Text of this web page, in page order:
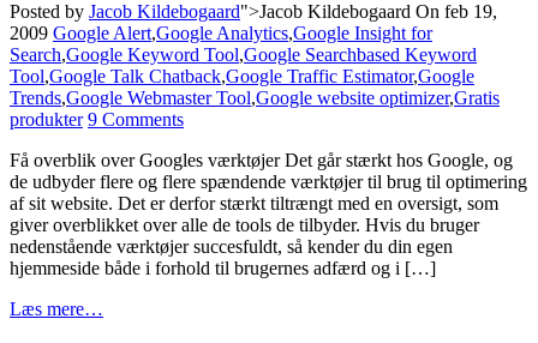
Posted by Jacob Kildebogaard">Jacob Kildebogaard On feb 19,
2009 Google Alert,Google Analytics,Google Insight for
Search,Google Keyword Tool,Google Searchbased Keyword
Tool,Google Talk Chatback,Google Traffic Estimator,Google
Trends,Google Webmaster Tool,Google website optimizer,Gratis
produkter 9 Comments
Få overblik over Googles værktøjer Det går stærkt hos Google, og
de udbyder flere og flere spændende værktøjer til brug til optimering
af sit website. Det er derfor stærkt tiltrængt med en oversigt, som
giver overblikket over alle de tools de tilbyder. Hvis du bruger
nedenstående værktøjer succesfuldt, så kender du din egen
hjemmeside både i forhold til brugernes adfærd og i […]
Læs mere…